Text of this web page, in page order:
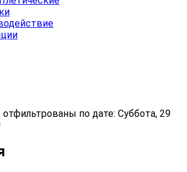
по дате: Суббота, 29